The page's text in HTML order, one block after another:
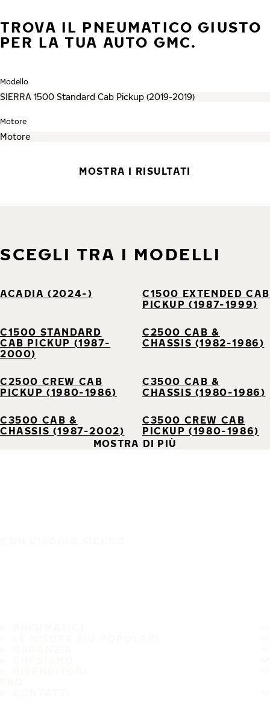
TROVA IL PNEUMATICO GIUSTO
PER LA TUA AUTO GMC.
Modello
Motore
MOSTRA I RISULTATI
SCEGLI TRA I MODELLI
ACADIA (2024-)
C1500 EXTENDED CAB
PICKUP (1987-1999)
C1500 STANDARD
CAB PICKUP (1987-
2000)
C2500 CAB &
CHASSIS (1982-1986)
C2500 CREW CAB
PICKUP (1980-1986)
C3500 CAB &
CHASSIS (1980-1986)
C3500 CAB &
CHASSIS (1987-2002)
C3500 CREW CAB
PICKUP (1980-1986)
MOSTRA DI PIÙ